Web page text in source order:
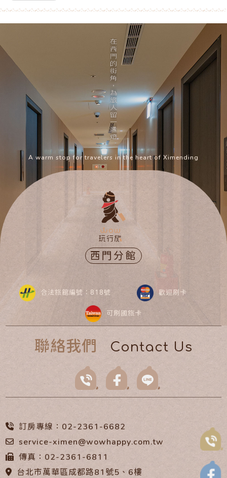
A warm stop for travelers in the heart of Ximending
西門分館
合法旅館編號：818號 歡迎刷卡
可刷國旅卡
聯絡我們 Contact Us
訂房專線：02-2361-6682
service-ximen@wowhappy.com.tw
傳真：02-2361-6811
台北市萬華區成都路81號5、6樓